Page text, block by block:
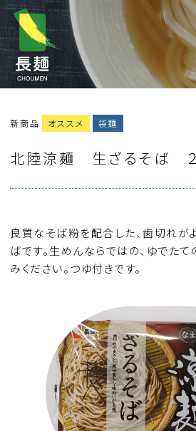
新商品 オススメ 袋麺
北陸涼麺 生ざるそば
良質なそば粉を配合した、歯切れが
ばです。生めんならではの、ゆでた
みください。つゆ付きです。